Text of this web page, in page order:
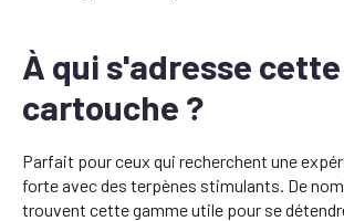
À qui s'adresse cette
cartouche ?
Parfait pour ceux qui recherchent une
forte avec des terpènes stimulants. De
trouvent cette gamme utile pour se